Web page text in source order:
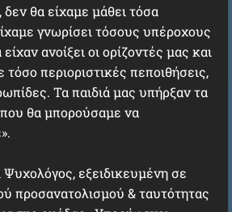
θα είχαμε μάθει τόσα
γνωρίσει τόσους υπέροχους
ανοίξει οι ορίζοντές μας και
τόσο περιοριστικές πεποιθήσεις,
Τα παιδιά μας υπήρξαν τα
θα μπορούσαμε να
Ψυχολόγος, εξειδικευμένη σε
προσανατολισμού & ταυτότητας